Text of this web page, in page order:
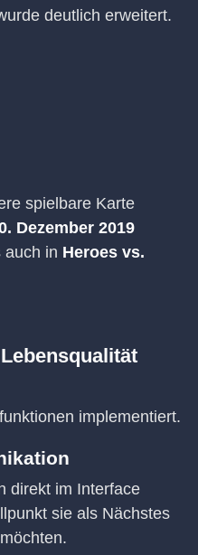
deutlich erweitert.
spielbare Karte
Dezember 2019
auch in Heroes vs.
implementiert.
direkt im Interface
sie als Nächstes